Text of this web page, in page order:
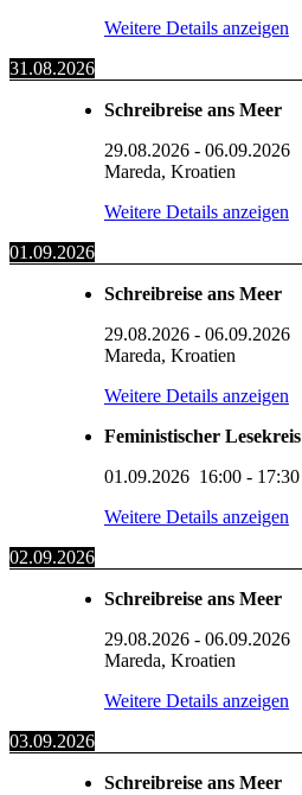
Weitere Details anzeigen
31.08.2026
Schreibreise ans Meer
29.08.2026 - 06.09.2026
Mareda, Kroatien
Weitere Details anzeigen
01.09.2026
Schreibreise ans Meer
29.08.2026 - 06.09.2026
Mareda, Kroatien
Weitere Details anzeigen
Feministischer Lesekreis
01.09.2026 16:00 - 17:30
Weitere Details anzeigen
02.09.2026
Schreibreise ans Meer
29.08.2026 - 06.09.2026
Mareda, Kroatien
Weitere Details anzeigen
03.09.2026
Schreibreise ans Meer